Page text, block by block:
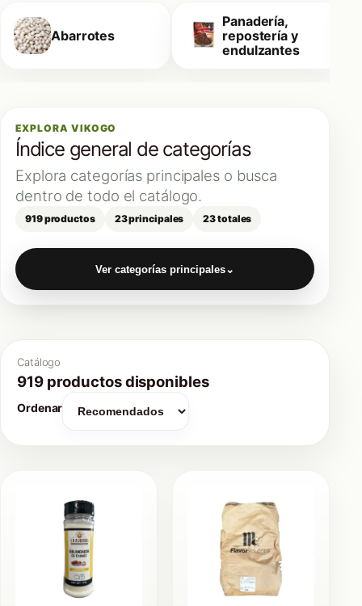
Abarrotes
Panadería,
repostería y
endulzantes
EXPLORA VIKOGO
Índice general de categorías
Explora categorías principales o busca
dentro de todo el catálogo.
919 productos 23 principales 23 totales
Ver categorías principales⌄
Catálogo
919 productos disponibles
Ordenar